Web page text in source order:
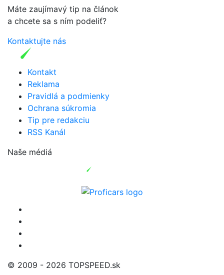
Máte zaujímavý tip na článok
a chcete sa s ním podeliť?
Kontaktujte nás
Kontakt
Reklama
Pravidlá a podmienky
Ochrana súkromia
Tip pre redakciu
RSS Kanál
Naše médiá
© 2009 - 2026 TOPSPEED.sk